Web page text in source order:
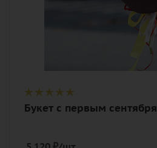
Букет с первым сентября